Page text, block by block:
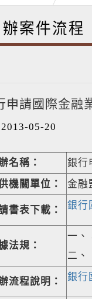
辦案件流程
申請國際金融
2013-05-20
名稱：
銀行
機關單位：
金融
書表下載： 銀行
法規：
一、
二、
流程說明： 銀行